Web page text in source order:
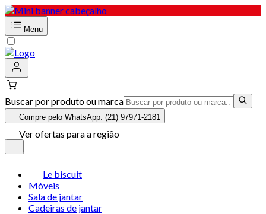
Menu
Buscar por produto ou marca
Compre pelo WhatsApp: (21) 97971-2181
Ver ofertas para a região
Le biscuit
Móveis
Sala de jantar
Cadeiras de jantar